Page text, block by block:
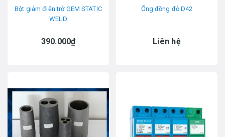
Bột giảm điện trở GEM STATIC
WELD
390.000₫
Ống đồng đỏ D42
Liên hệ